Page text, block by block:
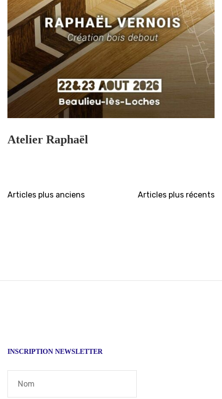
Atelier Raphaël
Navigation
Articles plus anciens Articles plus récents
INSCRIPTION NEWSLETTER